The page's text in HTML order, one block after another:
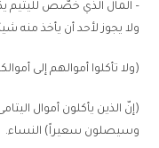
– المال الذي خصّص لليتيم
ولا يجوز لأحد أن يأخذ منه
(ولا تأكلوا أموالهم إلى
(إنّ الذين يأكلون أموال
وسيصلون سعيراً) النساء.